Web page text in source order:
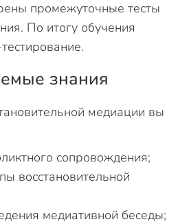
промежуточные тесты
По итогу обучения
знания
медиации вы
сопровождения;
восстановительной
медиативной беседы;